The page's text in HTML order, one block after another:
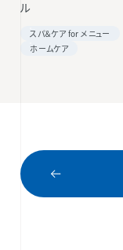
ル
スパ＆ケア for メニュー
ホームケア